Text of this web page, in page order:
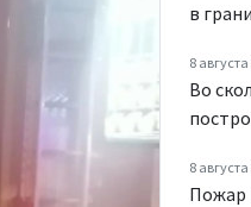
в
8
Во
8
Пожар